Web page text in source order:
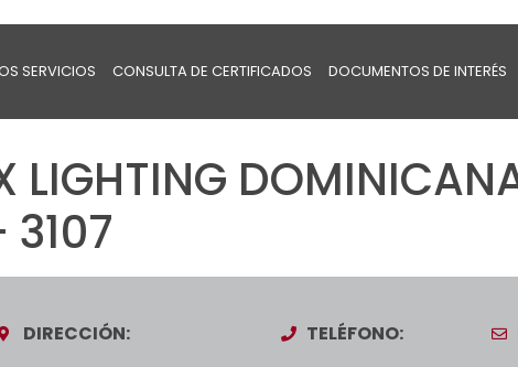
SERVICIOS CONSULTA DE CERTIFICADOS DOCUMENTOS DE INTERÉS
LIGHTING
3107
DIRECCIÓN:
TELÉFONO: